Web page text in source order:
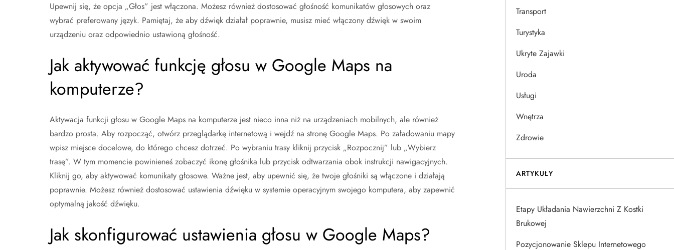
Upewnij się, że opcja „Głos” jest włączona. Możesz również dostosować głośność komunikatów głosowych oraz
wybrać preferowany język. Pamiętaj, że aby dźwięk działał poprawnie, musisz mieć włączony dźwięk w swoim
urządzeniu oraz odpowiednio ustawioną głośność.
Jak aktywować funkcję głosu w Google Maps na
komputerze?
Aktywacja funkcji głosu w Google Maps na komputerze jest nieco inna niż na urządzeniach mobilnych, ale również
bardzo prosta. Aby rozpocząć, otwórz przeglądarkę internetową i wejdź na stronę Google Maps. Po załadowaniu mapy
wpisz miejsce docelowe, do którego chcesz dotrzeć. Po wybraniu trasy kliknij przycisk „Rozpocznij” lub „Wybierz
trasę”. W tym momencie powinieneś zobaczyć ikonę głośnika lub przycisk odtwarzania obok instrukcji nawigacyjnych.
Kliknij go, aby aktywować komunikaty głosowe. Ważne jest, aby upewnić się, że twoje głośniki są włączone i działają
poprawnie. Możesz również dostosować ustawienia dźwięku w systemie operacyjnym swojego komputera, aby zapewnić
optymalną jakość dźwięku.
Jak skonfigurować ustawienia głosu w Google Maps?
Transport
Turystyka
Ukryte Zajawki
Uroda
Usługi
Wnętrza
Zdrowie
ARTYKUŁY
Etapy Układania Nawierzchni Z Kostki
Brukowej
Pozycjonowanie Sklepu Internetowego